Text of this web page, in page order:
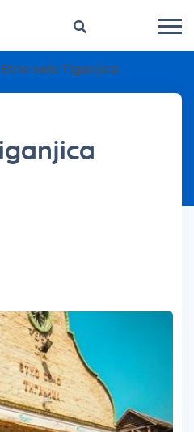
Etno selo Tiganjica